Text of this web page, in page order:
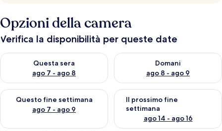
Opzioni della camera
Verifica la disponibilità per queste date
Questa sera
ago 7 - ago 8
Verifica la disponibilità per questa sera, ago 7 - ago 8
Domani
ago 8 - ago 9
Verifica la disponibilità per
Questo fine settimana
ago 7 - ago 9
Verifica la disponibilità per questo fine settimana, ago 7 - ago
Il prossimo fine
settimana
ago 14 - ago 16
Verifica la disponibilità per il